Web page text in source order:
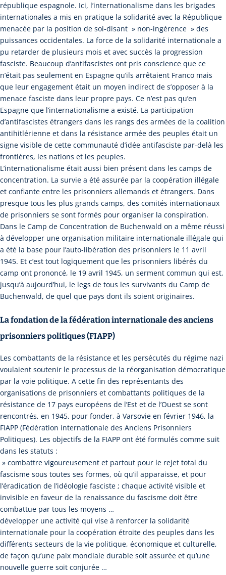
république espagnole. Ici, l’internationalisme dans les brigades
internationales a mis en pratique la solidarité avec la République
menacée par la position de soi-disant » non-ingérence » des
puissances occidentales. La force de la solidarité internationale a
pu retarder de plusieurs mois et avec succès la progression
fasciste. Beaucoup d’antifascistes ont pris conscience que ce
n’était pas seulement en Espagne qu’ils arrêtaient Franco mais
que leur engagement était un moyen indirect de s’opposer à la
menace fasciste dans leur propre pays. Ce n’est pas qu’en
Espagne que l’internationalisme a existé. La participation
d’antifascistes étrangers dans les rangs des armées de la coalition
antihitlérienne et dans la résistance armée des peuples était un
signe visible de cette communauté d’idée antifasciste par-delà les
frontières, les nations et les peuples.
L’internationalisme était aussi bien présent dans les camps de
concentration. La survie a été assurée par la coopération illégale
et confiante entre les prisonniers allemands et étrangers. Dans
presque tous les plus grands camps, des comités internationaux
de prisonniers se sont formés pour organiser la conspiration.
Dans le Camp de Concentration de Buchenwald on a même réussi
à développer une organisation militaire internationale illégale qui
a été la base pour l’auto-libération des prisonniers le 11 avril
1945. Et c’est tout logiquement que les prisonniers libérés du
camp ont prononcé, le 19 avril 1945, un serment commun qui est,
jusqu’à aujourd’hui, le legs de tous les survivants du Camp de
Buchenwald, de quel que pays dont ils soient originaires.
La fondation de la fédération internationale des anciens
prisonniers politiques (FIAPP)
Les combattants de la résistance et les persécutés du régime nazi
voulaient soutenir le processus de la réorganisation démocratique
par la voie politique. A cette fin des représentants des
organisations de prisonniers et combattants politiques de la
résistance de 17 pays européens de l’Est et de l’Ouest se sont
rencontrés, en 1945, pour fonder, à Varsovie en février 1946, la
FIAPP (Fédération internationale des Anciens Prisonniers
Politiques). Les objectifs de la FIAPP ont été formulés comme suit
dans les statuts :
» combattre vigoureusement et partout pour le rejet total du
fascisme sous toutes ses formes, où qu’il apparaisse, et pour
l’éradication de l’idéologie fasciste ; chaque activité visible et
invisible en faveur de la renaissance du fascisme doit être
combattue par tous les moyens …
développer une activité qui vise à renforcer la solidarité
internationale pour la coopération étroite des peuples dans les
différents secteurs de la vie politique, économique et culturelle,
de façon qu’une paix mondiale durable soit assurée et qu’une
nouvelle guerre soit conjurée …